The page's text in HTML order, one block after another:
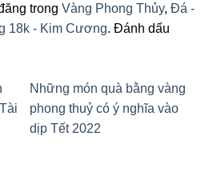
trong Vàng Phong Thủy, Đá -
18k - Kim Cương. Đánh dấu
Những món quà bằng vàng
phong thuỷ có ý nghĩa vào
dịp Tết 2022